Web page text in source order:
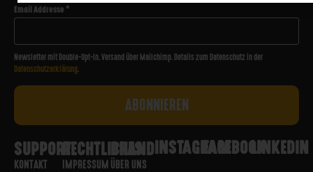
Email Addresse*
Newsletter mit Double-Opt-In. Versand über Mailchimp. Details zum Datenschutz in der
Datenschutzerklärung.
SUPPORT
KONTAKT
RECHTLICHES
IMPRESSUM
BRAND
ÜBER UNS
INSTAGRAMFACEBOOKLINKEDIN